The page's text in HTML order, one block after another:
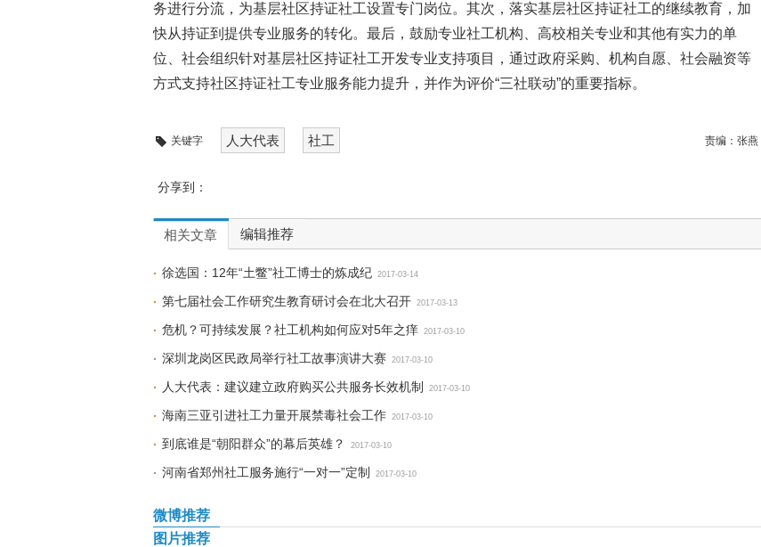
务进行分流，为基层社区持证社工设置专门岗位。其次，落实基层社区持证社工的继续教育，加
快从持证到提供专业服务的转化。最后，鼓励专业社工机构、高校相关专业和其他有实力的单
位、社会组织针对基层社区持证社工开发专业支持项目，通过政府采购、机构自愿、社会融资等
方式支持社区持证社工专业服务能力提升，并作为评价“三社联动”的重要指标。
关键字 人大代表 社工 责编： 张燕
分享到：
相关文章 编辑推荐
徐选国：12年“土鳖”社工博士的炼成纪 2017-03-14
第七届社会工作研究生教育研讨会在北大召开 2017-03-13
危机？可持续发展？社工机构如何应对5年之痒 2017-03-10
深圳龙岗区民政局举行社工故事演讲大赛 2017-03-10
人大代表：建议建立政府购买公共服务长效机制 2017-03-10
海南三亚引进社工力量开展禁毒社会工作 2017-03-10
到底谁是“朝阳群众”的幕后英雄？ 2017-03-10
河南省郑州社工服务施行“一对一”定制 2017-03-10
微博推荐
图片推荐